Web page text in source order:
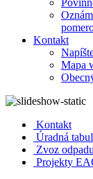
Kontakt
Mapa
Kontakt
Úradná
Zvoz odpadu
Projekty